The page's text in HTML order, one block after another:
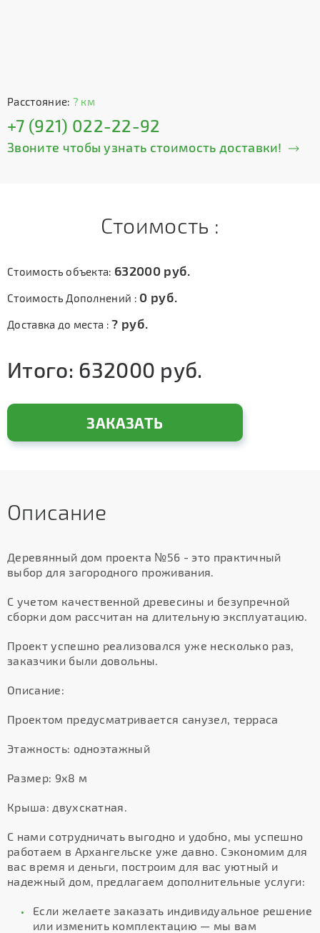
Расстояние: ? км
+7 (921) 022-22-92
Звоните чтобы узнать стоимость доставки!
Стоимость :
Стоимость объекта: 632000 руб.
Стоимость Дополнений : 0 руб.
Доставка до места :? руб.
Итого: 632000 руб.
ЗАКАЗАТЬ
Описание
Деревянный дом проекта №56 - это практичный
выбор для загородного проживания.
С учетом качественной древесины и безупречной
сборки дом рассчитан на длительную эксплуатацию.
Проект успешно реализовался уже несколько раз,
заказчики были довольны.
Описание:
Проектом предусматривается санузел, терраса
Этажность: одноэтажный
Размер: 9х8 м
Крыша: двухскатная.
С нами сотрудничать выгодно и удобно, мы успешно
работаем в Архангельске уже давно. Сэкономим для
вас время и деньги, построим для вас уютный и
надежный дом, предлагаем дополнительные услуги:
Если желаете заказать индивидуальное решение
или изменить комплектацию — мы вам